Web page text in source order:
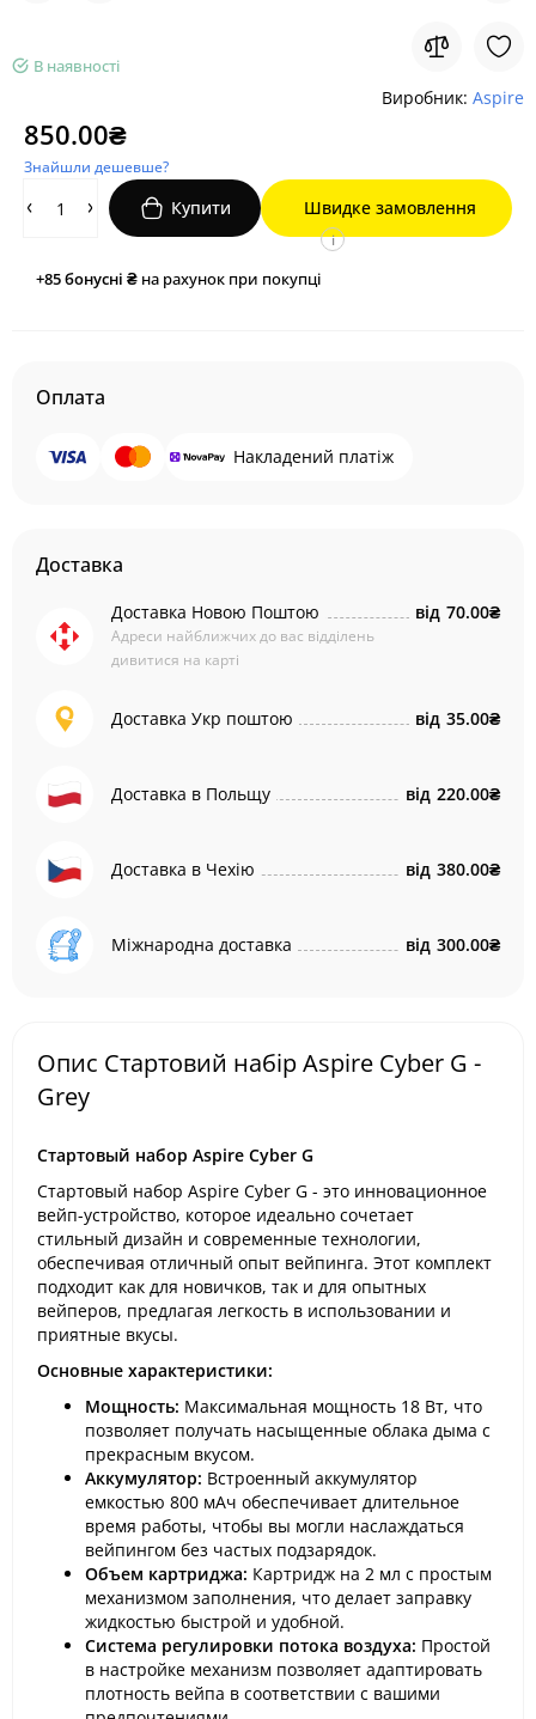
В наявності
Виробник: Aspire
850.00₴
Знайшли дешевше?
Купити Швидке замовлення
+85бонусні ₴ на рахунок при покупці
i
Оплата
Накладений платіж
Доставка
Доставка Новою Поштою
Адреси найближчих до вас відділень
дивитися на карті
від 70.00₴
Доставка Укр поштою від 35.00₴
Доставка в Польщу від 220.00₴
Доставка в Чехію від 380.00₴
Міжнародна доставка від 300.00₴
Опис Стартовий набір Aspire Cyber G -
Grey
Стартовый набор Aspire Cyber G
Стартовый набор Aspire Cyber G - это инновационное
вейп-устройство, которое идеально сочетает
стильный дизайн и современные технологии,
обеспечивая отличный опыт вейпинга. Этот комплект
подходит как для новичков, так и для опытных
вейперов, предлагая легкость в использовании и
приятные вкусы.
Основные характеристики:
Мощность: Максимальная мощность 18 Вт, что
позволяет получать насыщенные облака дыма с
прекрасным вкусом.
Аккумулятор: Встроенный аккумулятор
емкостью 800 мАч обеспечивает длительное
время работы, чтобы вы могли наслаждаться
вейпингом без частых подзарядок.
Объем картриджа: Картридж на 2 мл с простым
механизмом заполнения, что делает заправку
жидкостью быстрой и удобной.
Система регулировки потока воздуха: Простой
в настройке механизм позволяет адаптировать
плотность вейпа в соответствии с вашими